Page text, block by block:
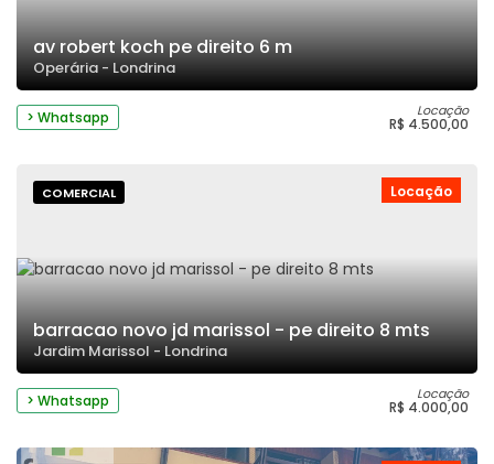
av robert koch pe direito 6 m
Operária - Londrina
> Whatsapp Locação
R$ 4.500,00
Locação
COMERCIAL
barracao novo jd marissol - pe direito 8 mts
Jardim Marissol - Londrina
> Whatsapp Locação
R$ 4.000,00